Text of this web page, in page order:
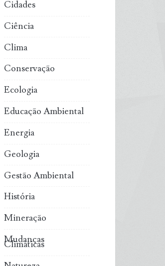
Cidades
Ciência
Clima
Conservação
Ecologia
Educação Ambiental
Energia
Geologia
Gestão Ambiental
História
Mineração
Mudanças
Climáticas